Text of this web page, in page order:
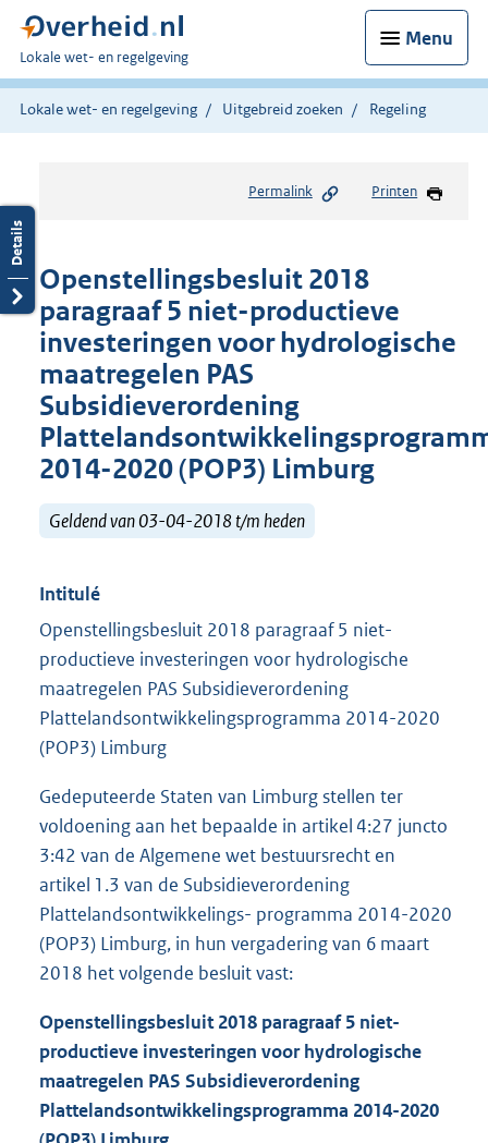
Menu
U
bent
hier:
Lokale wet- en regelgeving
Lokale wet- en regelgeving Uitgebreid zoeken Regeling
Permalink Printen
Openstellingsbesluit 2018
paragraaf 5 niet-productieve
investeringen voor hydrologische
maatregelen PAS
Subsidieverordening
2014-2020 (POP3) Limburg
Geldend van 03-04-2018 t/m heden
Intitulé
Openstellingsbesluit 2018 paragraaf 5 niet-
productieve investeringen voor hydrologische
maatregelen PAS Subsidieverordening
Plattelandsontwikkelingsprogramma 2014-2020
(POP3) Limburg
Gedeputeerde Staten van Limburg stellen ter
voldoening aan het bepaalde in artikel 4:27 juncto
3:42 van de Algemene wet bestuursrecht en
artikel 1.3 van de Subsidieverordening
Plattelandsontwikkelings- programma 2014-2020
(POP3) Limburg, in hun vergadering van 6 maart
2018 het volgende besluit vast:
Openstellingsbesluit 2018 paragraaf 5 niet-
productieve investeringen voor hydrologische
maatregelen PAS Subsidieverordening
Plattelandsontwikkelingsprogramma 2014-2020